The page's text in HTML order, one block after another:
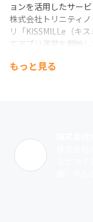
ョンを活用したサー
株式会社トリニティ
リ「KISSMILLe（キ
てアプリ運営を開始し
アバターを活用して
▶https://
<ゲームアライアンス
もっと見る